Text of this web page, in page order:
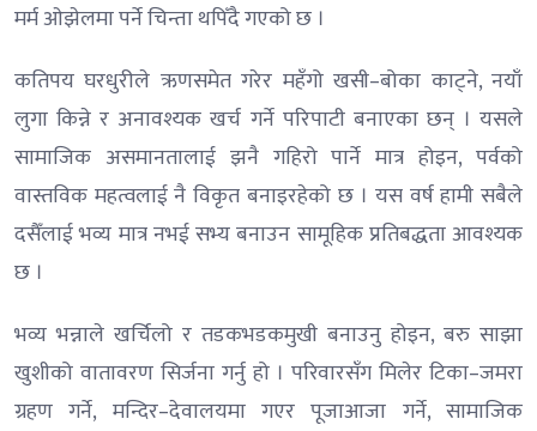
मर्म ओझेलमा पर्ने चिन्ता थपिँदै गएको छ ।
कतिपय घरधुरीले ऋणसमेत गरेर महँगो खसी–बोका काट्ने, नयाँ
लुगा किन्ने र अनावश्यक खर्च गर्ने परिपाटी बनाएका छन् । यसले
सामाजिक असमानतालाई झनै गहिरो पार्ने मात्र होइन, पर्वको
वास्तविक महत्वलाई नै विकृत बनाइरहेको छ । यस वर्ष हामी सबैले
दसैँलाई भव्य मात्र नभई सभ्य बनाउन सामूहिक प्रतिबद्धता आवश्यक
छ ।
भव्य भन्नाले खर्चिलो र तडकभडकमुखी बनाउनु होइन, बरु साझा
खुशीको वातावरण सिर्जना गर्नु हो । परिवारसँग मिलेर टिका–जमरा
ग्रहण गर्ने, मन्दिर–देवालयमा गएर पूजाआजा गर्ने, सामाजिक